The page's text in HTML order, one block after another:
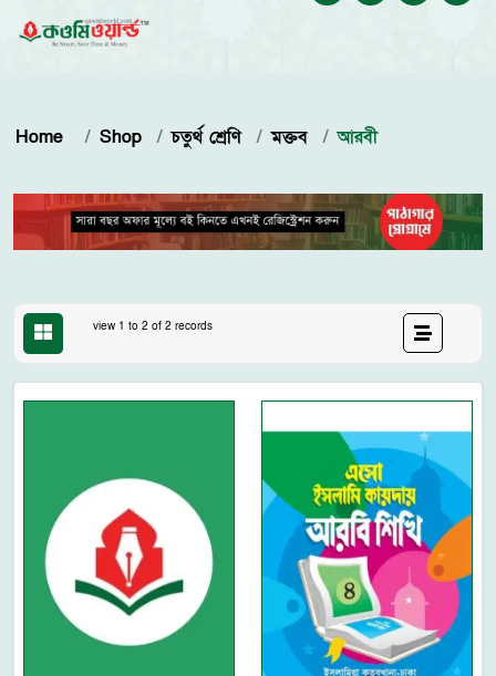
Home Shop চতুর্থ শ্রেণি মক্তব আরবী
view 1 to 2 of 2 records